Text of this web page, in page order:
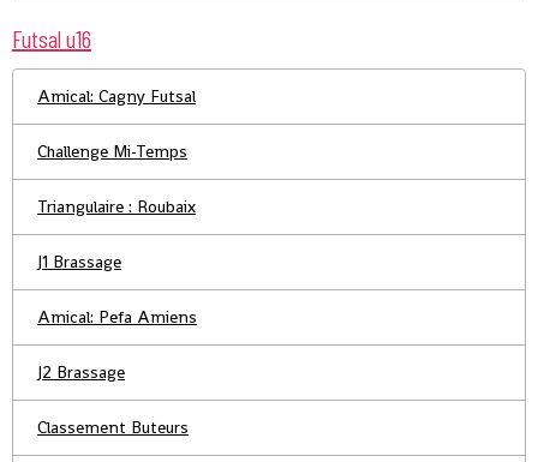
Futsal u16
Amical: Cagny Futsal
Challenge Mi-Temps
Triangulaire : Roubaix
J1 Brassage
Amical: Pefa Amiens
J2 Brassage
Classement Buteurs